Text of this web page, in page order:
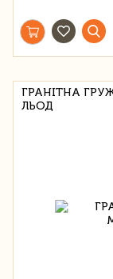
ГРАНІТНА
ЛЬОД